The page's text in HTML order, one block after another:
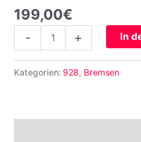
199,00€
-
Bj.
86
Menge
+ In
Kategorien: 928 Bremsen